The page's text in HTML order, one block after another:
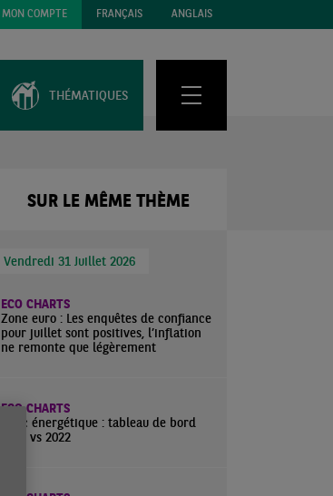
MON COMPTE FRANÇAIS ANGLAIS
THÉMATIQUES
SUR LE MÊME THÈME
Vendredi 31 Juillet 2026
ECO CHARTS
Zone euro : Les enquêtes de confiance
pour juillet sont positives, l’inflation
ne remonte que légèrement
ECO CHARTS
Choc énergétique : tableau de bord
2026 vs 2022